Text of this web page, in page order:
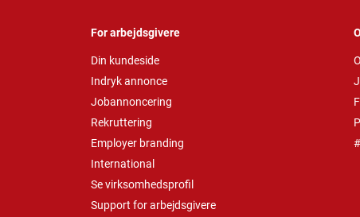
For arbejdsgivere
Din kundeside
Indryk annonce
Jobannoncering
Rekruttering
Employer branding
International
Se virksomhedsprofil
Support for arbejdsgivere